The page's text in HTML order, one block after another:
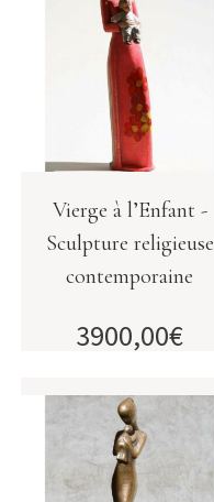
Vierge à l’Enfant -
Sculpture religieuse
contemporaine
3900,00€